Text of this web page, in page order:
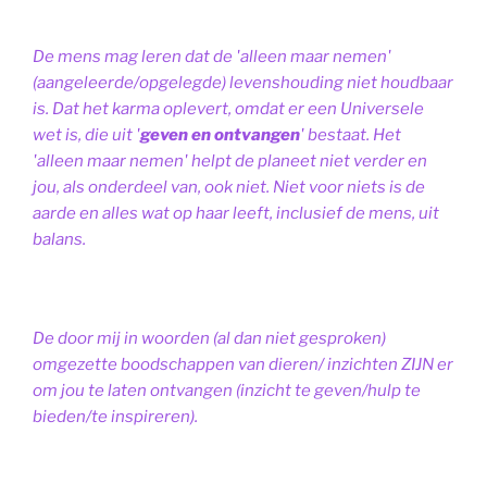
De mens mag leren dat de 'alleen maar nemen'
(aangeleerde/opgelegde) levenshouding niet houdbaar
is. Dat het karma oplevert, omdat er een Universele
wet is, die uit 'geven en ontvangen' bestaat. Het
'alleen maar nemen' helpt de planeet niet verder en
jou, als onderdeel van, ook niet. Niet voor niets is de
aarde en alles wat op haar leeft, inclusief de mens, uit
balans.
De door mij in woorden (al dan niet gesproken)
omgezette boodschappen van dieren/ inzichten ZIJN er
om jou te laten ontvangen (inzicht te geven/hulp te
bieden/te inspireren).